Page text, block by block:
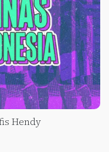
Hendy